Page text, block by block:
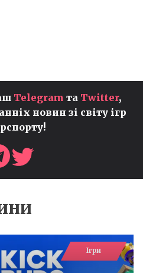
Telegram та Twitter,
новин зі світу ігр
Ігри